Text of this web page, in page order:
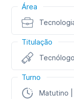
Área
Titulação
Tecnólogo
Turno
Matutino